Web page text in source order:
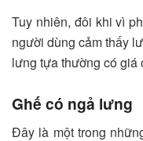
Tuy nhiên, đôi khi vì
người dùng cảm thấy
lưng tựa thường có giá
Ghế có ngả lưng
Đây là một trong